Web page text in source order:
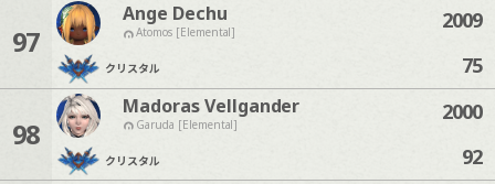
97
Ange Dechu
Atomos [Elemental]
クリスタル
2009
75
98
Madoras Vellgander
Garuda [Elemental]
クリスタル
2000
92